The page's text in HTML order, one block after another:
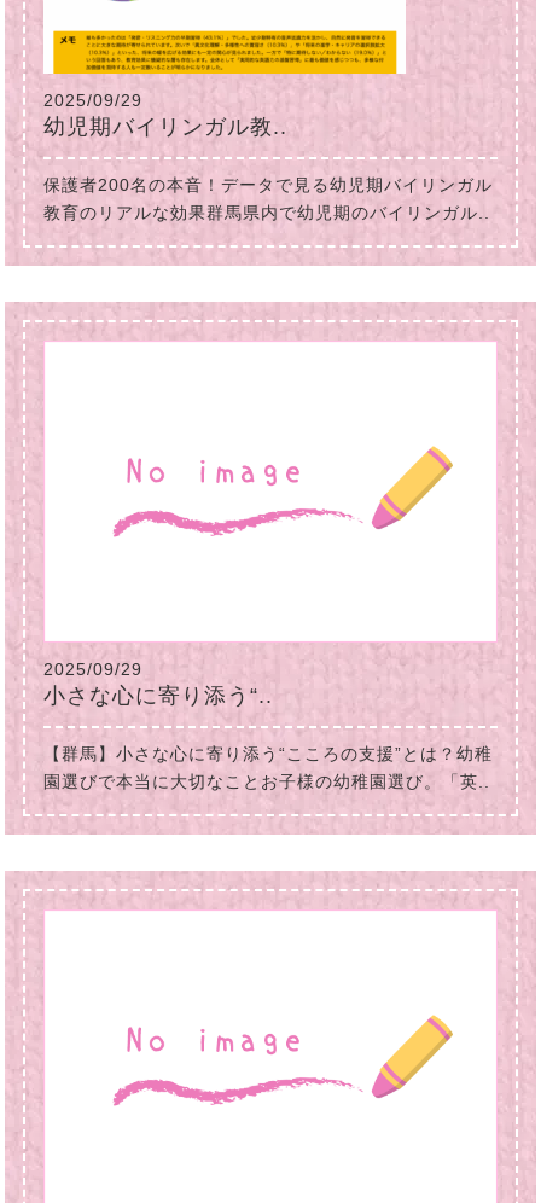
2025/09/29
幼児期バイリンガル教..
保護者200名の本音！データで見る幼児期バイリンガル
教育のリアルな効果群馬県内で幼児期のバイリンガル..
2025/09/29
小さな心に寄り添う“..
【群馬】小さな心に寄り添う“こころの支援”とは？幼稚
園選びで本当に大切なことお子様の幼稚園選び。「英..